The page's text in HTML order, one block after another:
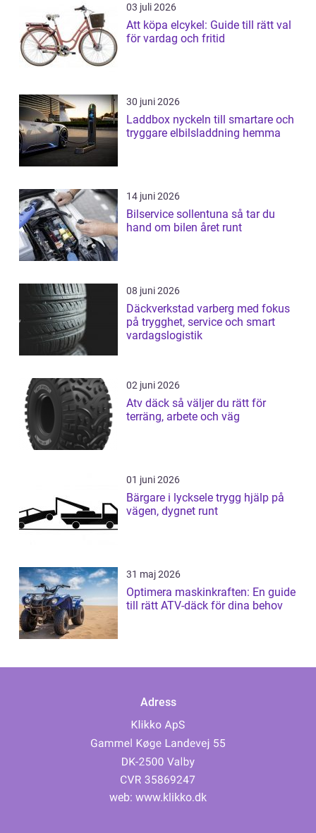
03 juli 2026
Att köpa elcykel: Guide till rätt val
för vardag och fritid
30 juni 2026
Laddbox nyckeln till smartare och
tryggare elbilsladdning hemma
14 juni 2026
Bilservice sollentuna så tar du
hand om bilen året runt
08 juni 2026
Däckverkstad varberg med fokus
på trygghet, service och smart
vardagslogistik
02 juni 2026
Atv däck så väljer du rätt för
terräng, arbete och väg
01 juni 2026
Bärgare i lycksele trygg hjälp på
vägen, dygnet runt
31 maj 2026
Optimera maskinkraften: En guide
till rätt ATV-däck för dina behov
Adress
web: www.klikko.dk